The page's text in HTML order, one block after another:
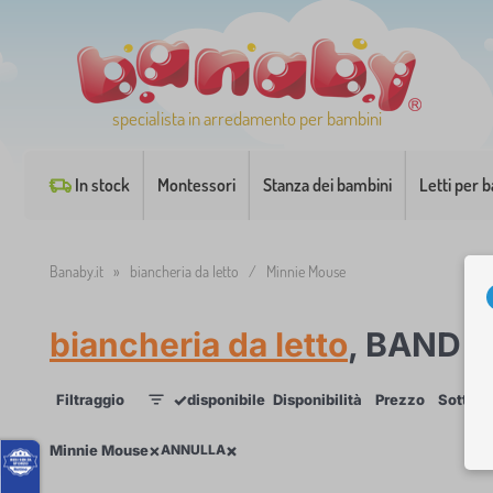
specialista in arredamento per bambini
In stock Montessori Stanza dei bambini Letti per
Banaby.it » biancheria da letto / Minnie Mouse
biancheria da letto, BAND
Filtraggio ✓disponibile Disponibilità Prezzo
Minnie Mouse×ANNULLA×